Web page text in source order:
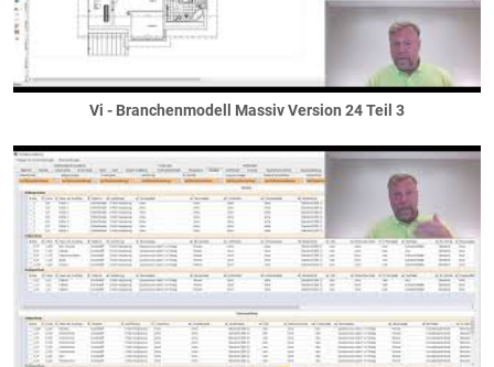
Vi - Branchenmodell Massiv Version 24 Teil 3